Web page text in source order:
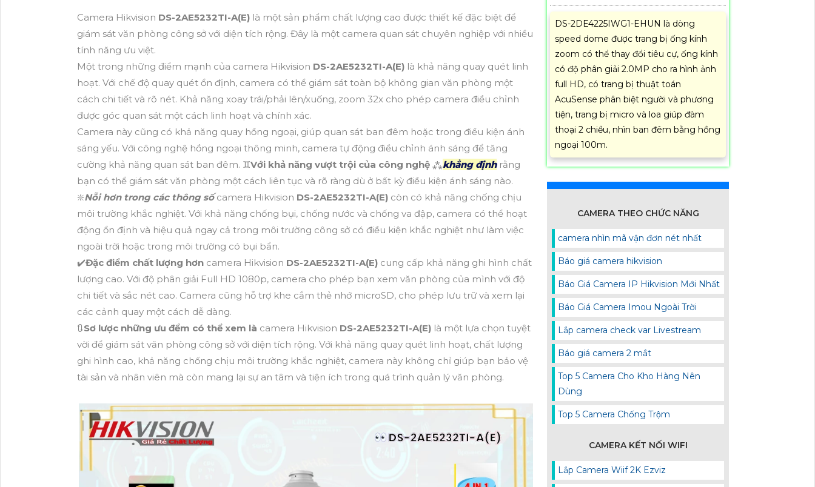
Camera Hikvision DS-2AE5232TI-A(E) là một sản phẩm chất lượng cao được thiết kế đặc biệt để
giám sát văn phòng công sở với diện tích rộng. Đây là một camera quan sát chuyên nghiệp với nhiều
tính năng ưu việt.
Một trong những điểm mạnh của camera Hikvision DS-2AE5232TI-A(E) là khả năng quay quét linh
hoạt. Với chế độ quay quét ổn định, camera có thể giám sát toàn bộ không gian văn phòng một
cách chi tiết và rõ nét. Khả năng xoay trái/phải lên/xuống, zoom 32x cho phép camera điều chỉnh
được góc quan sát một cách linh hoạt và chính xác.
Camera này cũng có khả năng quay hồng ngoại, giúp quan sát ban đêm hoặc trong điều kiện ánh
sáng yếu. Với công nghệ hồng ngoại thông minh, camera tự động điều chỉnh ánh sáng để tăng
cường khả năng quan sát ban đêm. ♊Với khả năng vượt trội của công nghệ ⁂khẳng địnhrằng
bạn có thể giám sát văn phòng một cách liên tục và rõ ràng dù ở bất kỳ điều kiện ánh sáng nào.
❇️Nỗi hơn trong các thông sốcamera Hikvision DS-2AE5232TI-A(E) còn có khả năng chống chịu
môi trường khắc nghiệt. Với khả năng chống bụi, chống nước và chống va đập, camera có thể hoạt
động ổn định và hiệu quả ngay cả trong môi trường công sở có điều kiện khắc nghiệt như làm việc
ngoài trời hoặc trong môi trường có bụi bẩn.
✔️Đặc điểm chất lượng hơn camera Hikvision DS-2AE5232TI-A(E) cung cấp khả năng ghi hình chất
lượng cao. Với độ phân giải Full HD 1080p, camera cho phép bạn xem văn phòng của mình với độ
chi tiết và sắc nét cao. Camera cũng hỗ trợ khe cắm thẻ nhớ microSD, cho phép lưu trữ và xem lại
các cảnh quay một cách dễ dàng.
🔃Sơ lược những ưu đểm có thể xem là camera Hikvision DS-2AE5232TI-A(E) là một lựa chọn tuyệt
vời để giám sát văn phòng công sở với diện tích rộng. Với khả năng quay quét linh hoạt, chất lượng
ghi hình cao, khả năng chống chịu môi trường khắc nghiệt, camera này không chỉ giúp bạn bảo vệ
tài sản và nhân viên mà còn mang lại sự an tâm và tiện ích trong quá trình quản lý văn phòng.
DS-2DE4225IWG1-EHUN là dòng
speed dome được trang bị ống kính
zoom có thể thay đổi tiêu cự, ống kính
có độ phân giải 2.0MP cho ra hình ảnh
full HD, có trang bị thuật toán
AcuSense phân biệt người và phương
tiện, trang bị micro và loa giúp đàm
thoại 2 chiều, nhìn ban đêm bằng hồng
ngoại 100m.
CAMERA THEO CHỨC NĂNG
camera nhìn mã vận đơn nét nhất
Báo giá camera hikvision
Báo Giá Camera IP Hikvision Mới Nhất
Báo Giá Camera Imou Ngoài Trời
Lắp camera check var Livestream
Báo giá camera 2 mắt
Top 5 Camera Cho Kho Hàng Nên
Dùng
Top 5 Camera Chống Trộm
CAMERA KẾT NỐI WIFI
Lắp Camera Wiif 2K Ezviz